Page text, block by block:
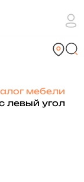
мебели
левый угол